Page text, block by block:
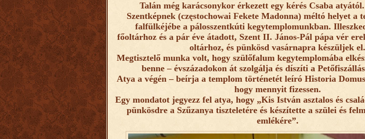
Talán még karácsonykor érkezett egy kérés Csaba
Szentképnek (częstochowai Fekete Madonna) méltó helyet a
falfülkéjébe a pálosszentkúti kegytemplomunkban.
főoltárhoz és a pár éve átadott, Szent II. János-Pál pápa vér
oltárhoz, és pünkösd vasárnapra készüljek el.
Megtisztelő munka volt, hogy szülőfalum kegytemplomába
benne – évszázadokon át szolgálja és díszíti a
Atya a végén – beírja a templom történetét leíró Historia
hogy mennyit fizessen.
Egy mondatot jegyezz fel atya, hogy „Kis István asztalos és
pünkösdre a Szűzanya tiszteletére és készítette a szülei és
emlékére”.